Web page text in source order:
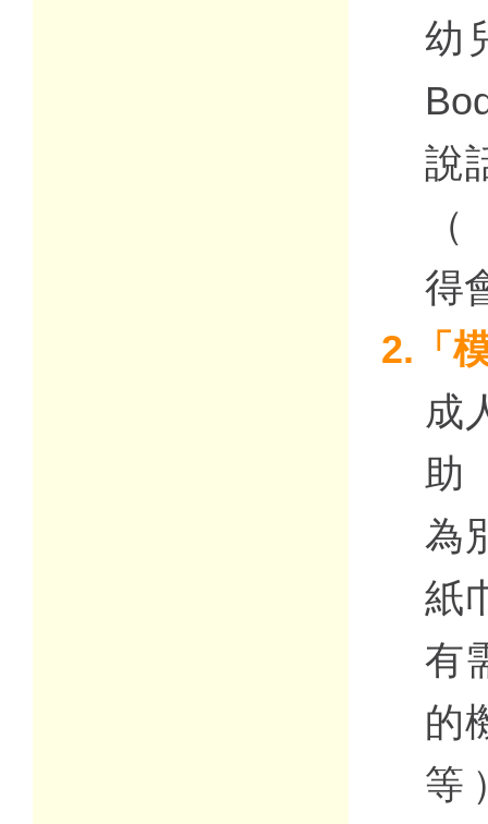
幼
說
得
2.「
成
助
為
紙
有
的
等